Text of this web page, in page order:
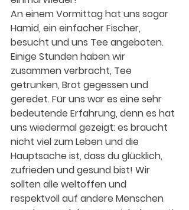
An einem Vormittag hat uns sogar
Hamid, ein einfacher Fischer,
besucht und uns Tee angeboten.
Einige Stunden haben wir
zusammen verbracht, Tee
getrunken, Brot gegessen und
geredet. Für uns war es eine sehr
bedeutende Erfahrung, denn es hat
uns wiedermal gezeigt: es braucht
nicht viel zum Leben und die
Hauptsache ist, dass du glücklich,
zufrieden und gesund bist! Wir
sollten alle weltoffen und
respektvoll auf andere Menschen